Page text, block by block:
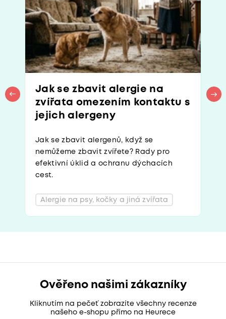
Jak se zbavit alergie na
zvířata omezením kontaktu s
jejich alergeny
Jak se zbavit alergenů, když se
nemůžeme zbavit zvířete? Rady pro
efektivní úklid a ochranu dýchacích
cest.
Alergie na psy, kočky a jiná zvířata
Ověřeno našimi zákazníky
Kliknutím na pečeť zobrazíte všechny recenze
našeho e-shopu přímo na Heurece